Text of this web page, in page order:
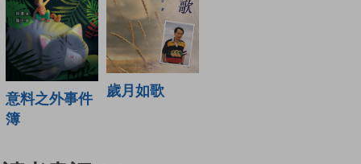
意料之外事件
簿
歲月如歌